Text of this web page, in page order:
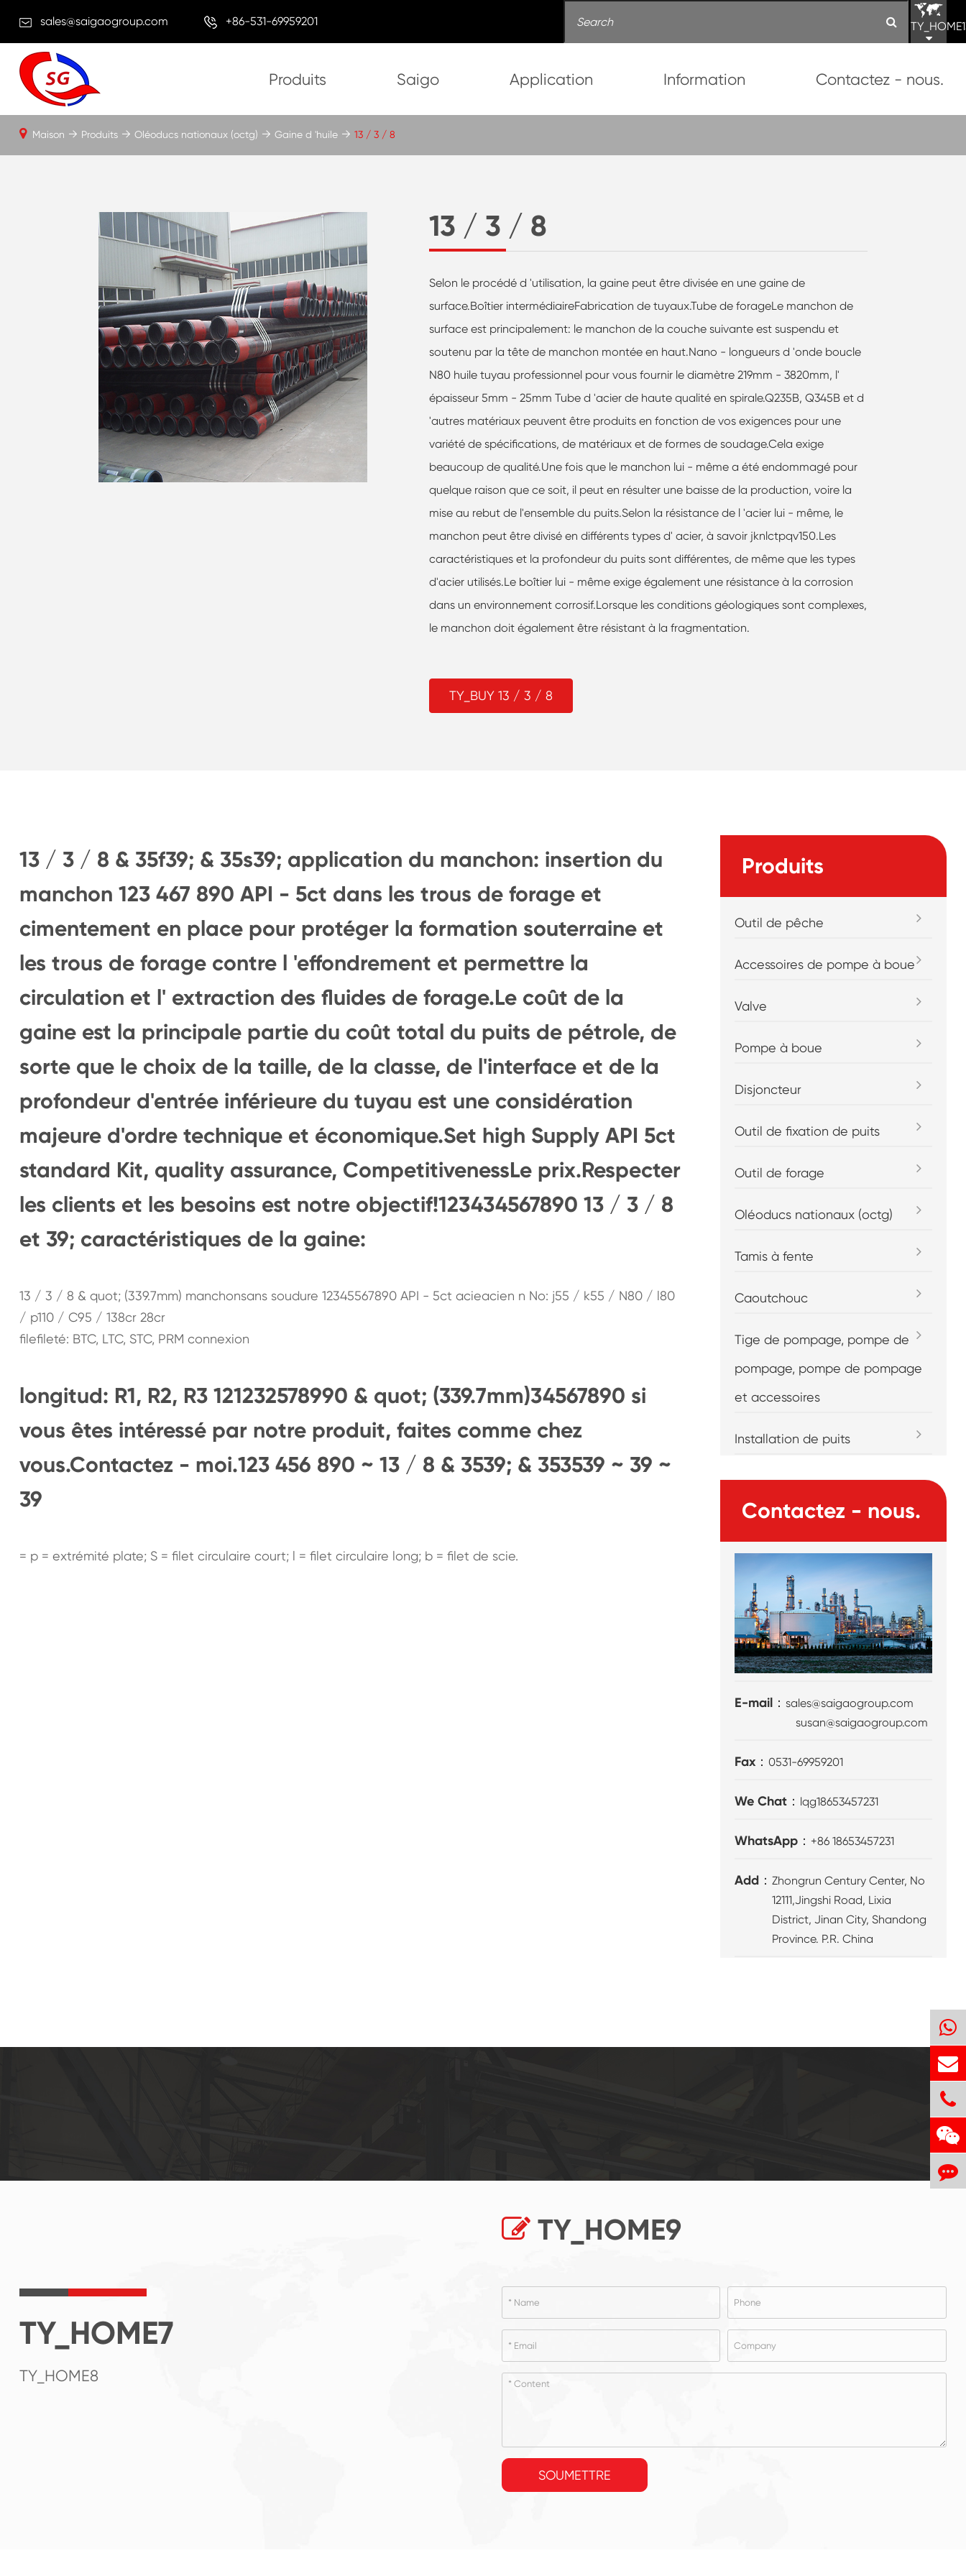
sales@saigaogroup.com +86-531-69959201
Produits Saigo Application Information Contactez - nous.
13 / 3 / 8
Selon le procédé d 'utilisation, la gaine peut être divisée en une gaine de
surface.Boîtier intermédiaireFabrication de tuyaux.Tube de forageLe manchon de
surface est principalement: le manchon de la couche suivante est suspendu et
soutenu par la tête de manchon montée en haut.Nano - longueurs d 'onde boucle
N80 huile tuyau professionnel pour vous fournir le diamètre 219mm - 3820mm, l'
épaisseur 5mm - 25mm Tube d 'acier de haute qualité en spirale.Q235B, Q345B et d
'autres matériaux peuvent être produits en fonction de vos exigences pour une
variété de spécifications, de matériaux et de formes de soudage.Cela exige
beaucoup de qualité.Une fois que le manchon lui - même a été endommagé pour
quelque raison que ce soit, il peut en résulter une baisse de la production, voire la
mise au rebut de l'ensemble du puits.Selon la résistance de l 'acier lui - même, le
manchon peut être divisé en différents types d' acier, à savoir jknlctpqv150.Les
caractéristiques et la profondeur du puits sont différentes, de même que les types
d'acier utilisés.Le boîtier lui - même exige également une résistance à la corrosion
dans un environnement corrosif.Lorsque les conditions géologiques sont complexes,
le manchon doit également être résistant à la fragmentation.
TY_BUY 13 / 3 / 8
Maison Produits Oléoducs nationaux (octg) Gaine d 'huile 13 / 3 / 8
13 / 3 / 8 & 35f39; & 35s39; application du manchon: insertion du
manchon 123 467 890 API - 5ct dans les trous de forage et
cimentement en place pour protéger la formation souterraine et
les trous de forage contre l 'effondrement et permettre la
circulation et l' extraction des fluides de forage.Le coût de la
gaine est la principale partie du coût total du puits de pétrole, de
sorte que le choix de la taille, de la classe, de l'interface et de la
profondeur d'entrée inférieure du tuyau est une considération
majeure d'ordre technique et économique.Set high Supply API 5ct
standard Kit, quality assurance, CompetitivenessLe prix.Respecter
les clients et les besoins est notre objectif!123434567890 13 / 3 / 8
et 39; caractéristiques de la gaine:
13 / 3 / 8 & quot; (339.7mm) manchonsans soudure 12345567890 API - 5ct acieacien n No: j55 / k55 / N80 / l80
/ p110 / C95 / 138cr 28cr
filefileté: BTC, LTC, STC, PRM connexion
longitud: R1, R2, R3 121232578990 & quot; (339.7mm)34567890 si
vous êtes intéressé par notre produit, faites comme chez
vous.Contactez - moi.123 456 890 ~ 13 / 8 & 3539; & 353539 ~ 39 ~
39
= p = extrémité plate; S = filet circulaire court; l = filet circulaire long; b = filet de scie.
Produits
Outil de pêche
Accessoires de pompe à boue
Valve
Pompe à boue
Disjoncteur
Outil de fixation de puits
Outil de forage
Oléoducs nationaux (octg)
Tamis à fente
Caoutchouc
Tige de pompage, pompe de
pompage, pompe de pompage
et accessoires
Installation de puits
Contactez - nous.
E-mail：sales@saigaogroup.com
susan@saigaogroup.com
Fax：0531-69959201
We Chat： lqg18653457231
WhatsApp： +86 18653457231
Add：Zhongrun Century Center, No
12111,Jingshi Road, Lixia
District, Jinan City, Shandong
Province. P.R. China
TY_HOME7
TY_HOME8
TY_HOME9
SOUMETTRE